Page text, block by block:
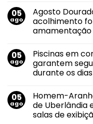
Pela
Vida
tem
nova
edição
13
de
agosto
em
Envelhecimento
e
cuidado
humanizado:
pequenas
atitudes
que
fazem
05
ago
Agosto
acolhimento
amamentação
em
Agosto
Dourado:
apoio,
acolhimento
fortalecem
o
sucesso
da
05
ago
Piscinas em
garantem
durante os
em
Piscinas
em
condomínios:
05
ago
Homem-
de Uberlândia
salas de